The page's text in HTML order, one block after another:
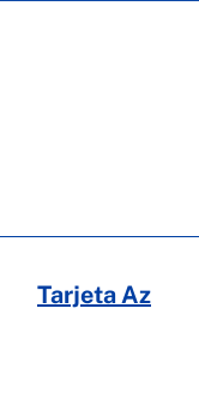
Tarjeta Az